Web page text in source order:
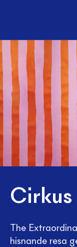
The
hisnande resa